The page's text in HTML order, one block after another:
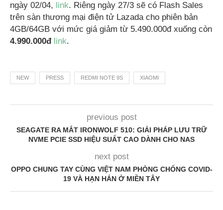
ngày 02/04, link. Riêng ngày 27/3 sẽ có Flash Sales
trên sàn thương mại điện tử Lazada cho phiên bản
4GB/64GB với mức giá giảm từ 5.490.000đ xuống còn
4.990.000đ link.
NEW PRESS REDMI NOTE 9S XIAOMI
previous post
SEAGATE RA MẮT IRONWOLF 510: GIẢI PHÁP LƯU TRỮ
NVME PCIE SSD HIỆU SUẤT CAO DÀNH CHO NAS
next post
OPPO CHUNG TAY CÙNG VIỆT NAM PHÒNG CHỐNG COVID-
19 VÀ HẠN HÁN Ở MIỀN TÂY